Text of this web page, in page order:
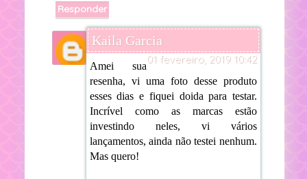
Responder
Kaila Garcia
01 fevereiro, 2019 10:42
Amei sua
resenha, vi uma foto desse produto
esses dias e fiquei doida para testar.
Incrível como as marcas estão
investindo neles, vi vários
lançamentos, ainda não testei nenhum.
Mas quero!